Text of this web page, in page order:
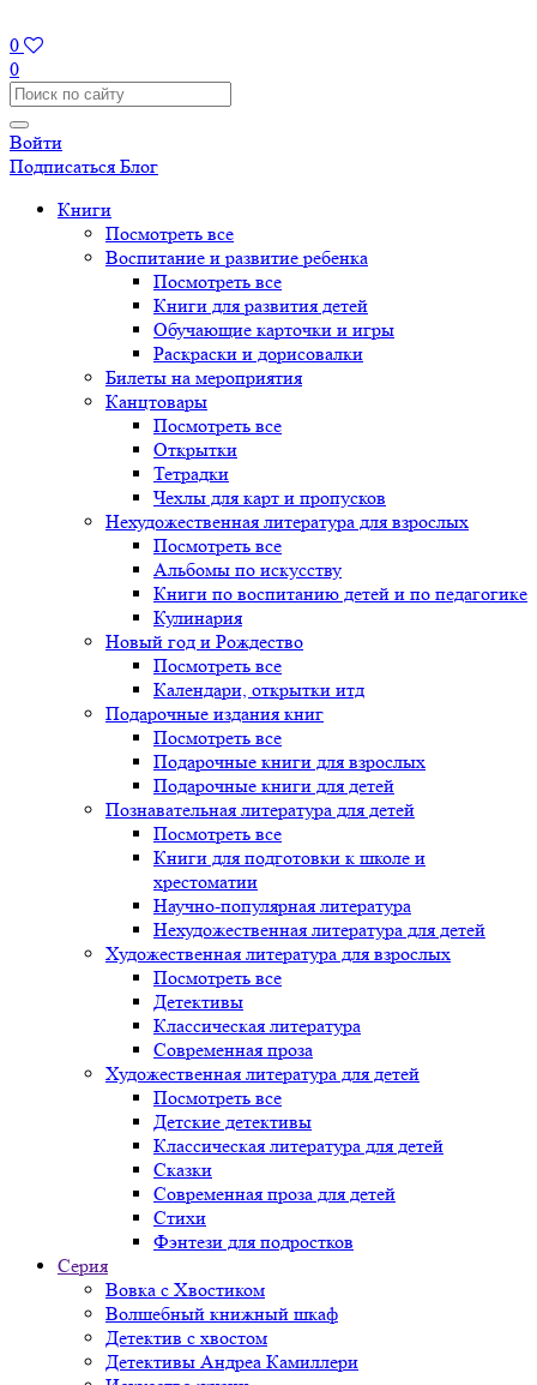
0
0
Войти
Подписаться Блог
Книги
Посмотреть все
Воспитание и развитие ребенка
Посмотреть все
Книги для развития детей
Обучающие карточки и игры
Раскраски и дорисовалки
Билеты на мероприятия
Канцтовары
Посмотреть все
Открытки
Тетрадки
Чехлы для карт и пропусков
Нехудожественная литература для взрослых
Посмотреть все
Альбомы по искусству
Книги по воспитанию детей и по педагогике
Кулинария
Новый год и Рождество
Посмотреть все
Календари, открытки итд
Подарочные издания книг
Посмотреть все
Подарочные книги для взрослых
Подарочные книги для детей
Познавательная литература для детей
Посмотреть все
Книги для подготовки к школе и
хрестоматии
Научно-популярная литература
Нехудожественная литература для детей
Художественная литература для взрослых
Посмотреть все
Детективы
Классическая литература
Современная проза
Художественная литература для детей
Посмотреть все
Детские детективы
Классическая литература для детей
Сказки
Современная проза для детей
Стихи
Фэнтези для подростков
Серия
Вовка с Хвостиком
Волшебный книжный шкаф
Детектив с хвостом
Детективы Андреа Камиллери